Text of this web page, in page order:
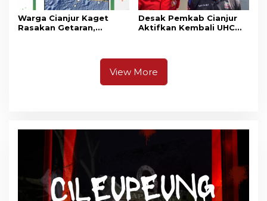
Warga Cianjur Kaget
Rasakan Getaran,
Desak Pemkab Cianjur
Aktifkan Kembali UHC
View More